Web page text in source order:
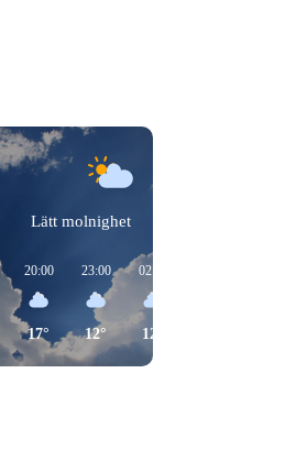
Lätt molnighet
20:00
17°
23:00
12°
02:00
12°